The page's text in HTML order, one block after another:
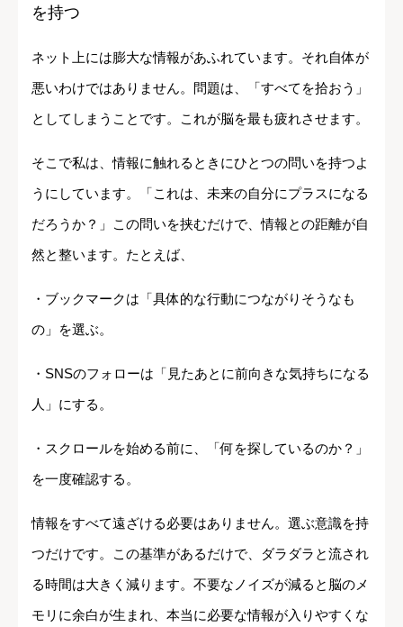
を持つ
ネット上には膨大な情報があふれています。それ自体が
悪いわけではありません。問題は、「すべてを拾おう」
としてしまうことです。これが脳を最も疲れさせます。
そこで私は、情報に触れるときにひとつの問いを持つよ
うにしています。「これは、未来の自分にプラスになる
だろうか？」この問いを挟むだけで、情報との距離が自
然と整います。たとえば、
・ブックマークは「具体的な行動につながりそうなも
の」を選ぶ。
・SNSのフォローは「見たあとに前向きな気持ちになる
人」にする。
・スクロールを始める前に、「何を探しているのか？」
を一度確認する。
情報をすべて遠ざける必要はありません。選ぶ意識を持
つだけです。この基準があるだけで、ダラダラと流され
る時間は大きく減ります。不要なノイズが減ると脳のメ
モリに余白が生まれ、本当に必要な情報が入りやすくな